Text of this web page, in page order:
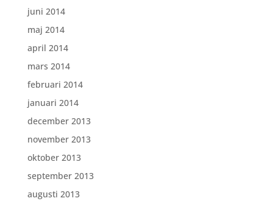
juni 2014
maj 2014
april 2014
mars 2014
februari 2014
januari 2014
december 2013
november 2013
oktober 2013
september 2013
augusti 2013